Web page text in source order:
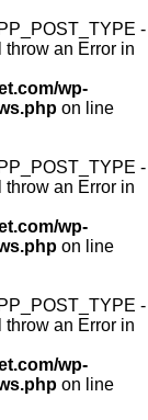
-
an Error in
wp-
on line
-
an Error in
wp-
on line
-
an Error in
wp-
on line